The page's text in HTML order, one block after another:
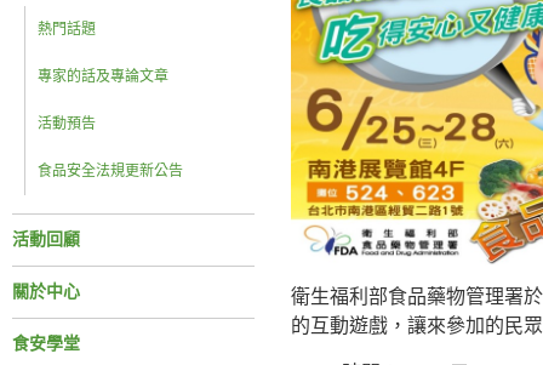
熱門話題
專家的話及專論文章
活動預告
食品安全法規更新公告
活動回顧
關於中心
食安學堂
衛生福利部食品藥物管理署
的互動遊戲，讓來參加的民